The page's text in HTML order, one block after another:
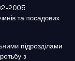
2005
та посадових
підрозділами
з